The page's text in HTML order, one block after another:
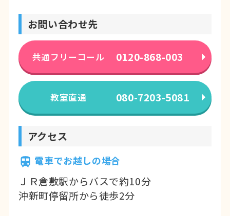
お問い合わせ先
共通フリーコール 0120-868-003
教室直通 080-7203-5081
アクセス
電車でお越しの場合
ＪＲ倉敷駅からバスで約10分
沖新町停留所から徒歩2分